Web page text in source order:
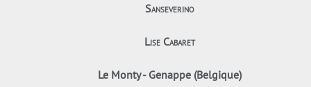
Sanseverino
Lise Cabaret
Le Monty - Genappe (Belgique)